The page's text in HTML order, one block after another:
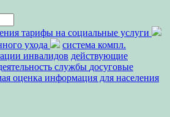
тарифы на социальные услуги
ухода
система компл.
инвалидов действующие
службы досуговые
оценка информация для населения